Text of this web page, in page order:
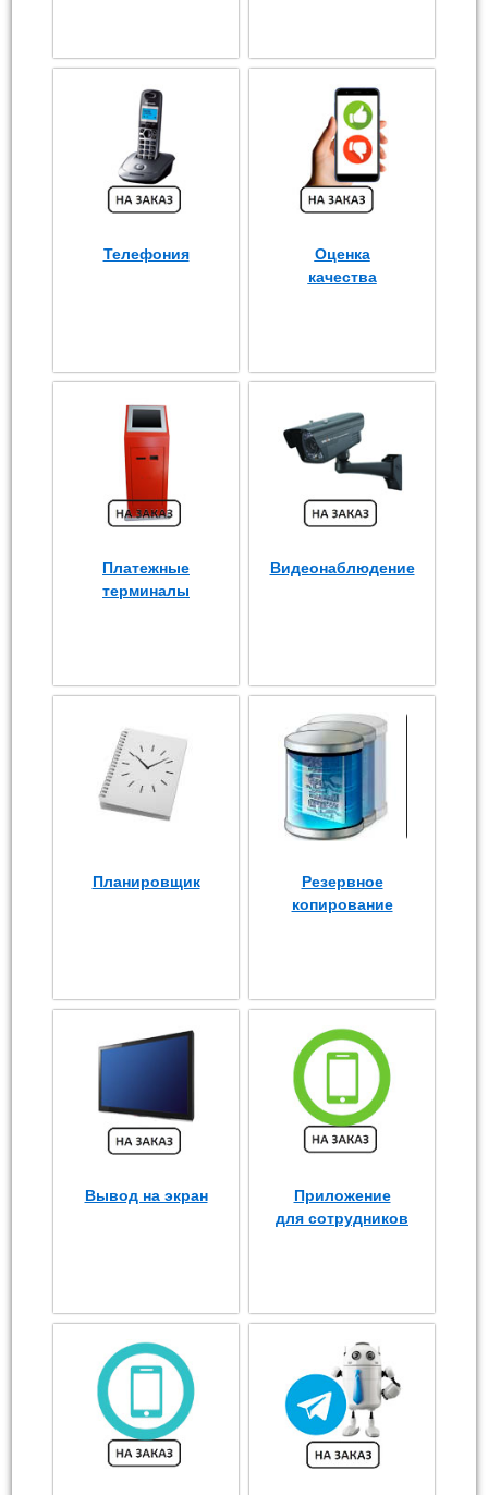
Телефония
Оценка
качества
Платежные
терминалы
Видеонаблюдение
Планировщик
Резервное
копирование
Вывод на экран
Приложение
для сотрудников